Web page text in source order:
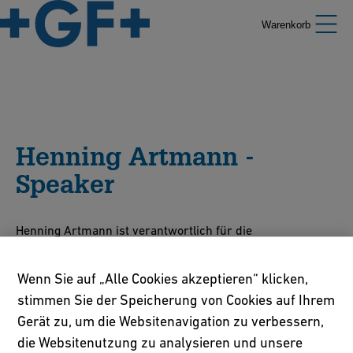
Warenkorb
Henning Artmann -
Speaker
Henning Artmann ist verantwortlich für die
Werkstoffwissenschaften an der TU Dresden und KTH
Stockholm absolvierte er ein MBA Programm am Collège
des Ingénieurs in Paris und München. Kooperationen und
Partnerschaften begleiten ihn durch seine verschiedene
Wenn Sie auf „Alle Cookies akzeptieren“ klicken,
stimmen Sie der Speicherung von Cookies auf Ihrem
Gerät zu, um die Websitenavigation zu verbessern,
die Websitenutzung zu analysieren und unsere